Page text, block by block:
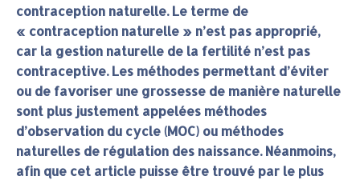
contraception naturelle. Le terme de
« contraception naturelle » n’est pas approprié,
car la gestion naturelle de la fertilité n’est pas
contraceptive. Les méthodes permettant d’éviter
ou de favoriser une grossesse de manière naturelle
sont plus justement appelées méthodes
d’observation du cycle (MOC) ou méthodes
naturelles de régulation des naissance. Néanmoins,
afin que cet article puisse être trouvé par le plus